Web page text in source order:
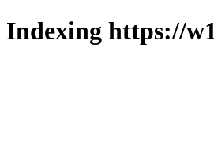
Indexing https://